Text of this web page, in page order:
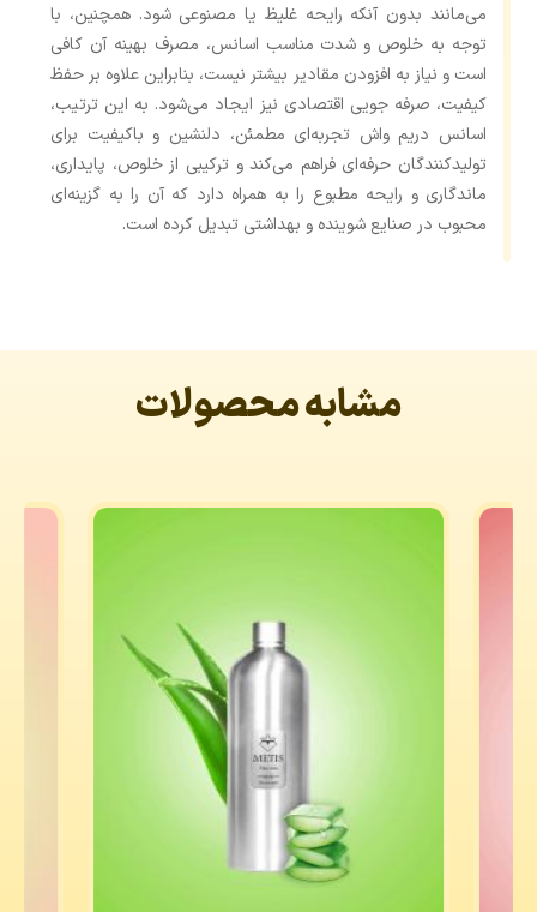
می‌مانند بدون آنکه رایحه غلیظ یا مصنوعی شود. همچنین، با
توجه به خلوص و شدت مناسب اسانس، مصرف بهینه آن کافی
است و نیاز به افزودن مقادیر بیشتر نیست، بنابراین علاوه بر حفظ
کیفیت، صرفه ‌جویی اقتصادی نیز ایجاد می‌شود. به این ترتیب،
اسانس دریم واش تجربه‌ای مطمئن، دلنشین و باکیفیت برای
تولیدکنندگان حرفه‌ای فراهم می‌کند و ترکیبی از خلوص، پایداری،
ماندگاری و رایحه مطبوع را به همراه دارد که آن را به گزینه‌ای
محبوب در صنایع شوینده و بهداشتی تبدیل کرده است.
مشابه محصولات